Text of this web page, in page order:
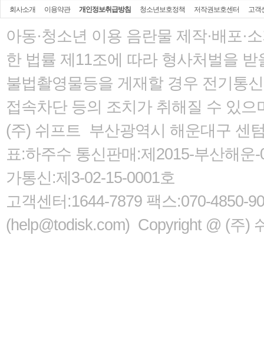
회사소개 이용약관 개인정보취급방침 청소년보호정책 저작권보호센터 고객
아동·청소년 이용 음란물 제작·배포·
한 법률 제11조에 따라 형사처벌을 받
불법촬영물등을 게재할 경우 전기통
접속차단 등의 조치가 취해질 수 있으
(주) 쉬프트 부산광역시 해운대구 센
표:하주수 통신판매:제2015-부산해
가통신:제3-02-15-0001호
고객센터:1644-7879 팩스:070-4850-
(help@todisk.com) Copyright @ (주)